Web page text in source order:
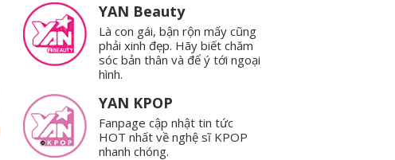
YAN Beauty
Là con gái, bận rộn mấy cũng
phải xinh đẹp. Hãy biết chăm
sóc bản thân và để ý tới ngoại
hình.
YAN KPOP
Fanpage cập nhật tin tức
HOT nhất về nghệ sĩ KPOP
nhanh chóng.